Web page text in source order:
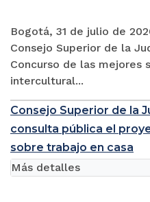
Bogotá, 31 de julio de
Consejo Superior de la
Concurso de las mejores
intercultural...
Consejo Superior de la
consulta pública el
sobre trabajo en casa
Más detalles